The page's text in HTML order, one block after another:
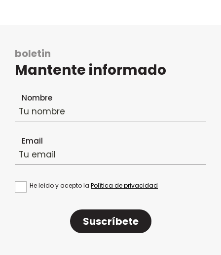
boletin
Mantente informado
Formulario de suscripción al boletín
Nombre
Email
He leído y acepto la Política de privacidad
Suscríbete